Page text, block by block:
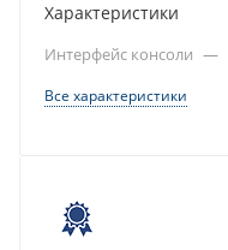
Характеристики
Интерфейс консоли —
Все характеристики